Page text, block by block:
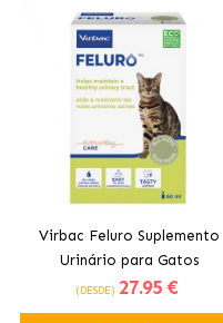
Virbac Feluro Suplemento
Urinário para Gatos
(DESDE) 27.95 €